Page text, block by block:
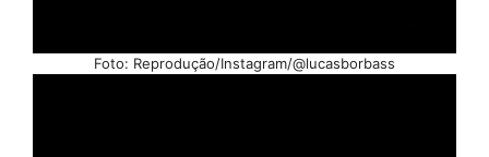
Foto: Reprodução/Instagram/@lucasborbass